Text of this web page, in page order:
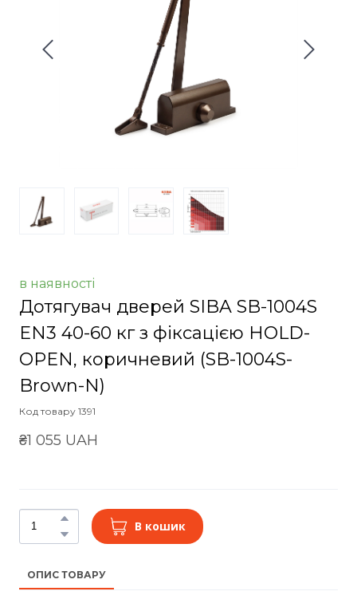
в наявності
Дотягувач дверей SIBA SB-1004S
EN3 40-60 кг з фіксацією HOLD-
OPEN, коричневий (SB-1004S-
Brown-N)
Код товару 1391
₴1 055 UAH
В кошик
ОПИС ТОВАРУ